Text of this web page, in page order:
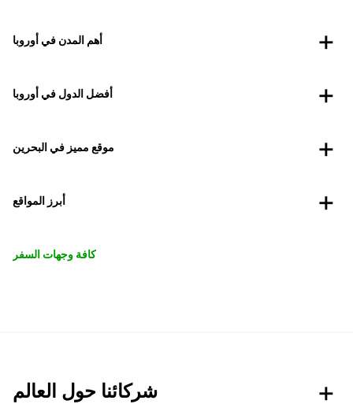
أهم المدن في أوروبا
أفضل الدول في أوروبا
موقع مميز في البحرين
أبرز المواقع
كافة وجهات السفر
شركائنا حول العالم